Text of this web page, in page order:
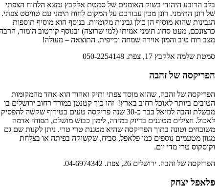
בלב הרובע היהודי בשוק האומנים של סמטת אלקבץ נמצא הלחוח הצפתי
של רונן התימני. רונן מכין עבורכם על המקום לחוח תימני עם טוויסט צפתי.
הגבינות שהוא מוסיף הן כולן גבינות מקומיות. בנוסף הוא מוסיף תוספות
כרצונכם, מעט סחוג תימני אמיתי (למי שרוצה) ובנוסף קורטוב הומור, הרבה
מצב רוח טוב והמון אוירה שמחה וכייפית. התוצאה – מעולה!
סמטת שלמה אלקבץ 17, צפת. 050-2254148
הפריקסה של זהבה
הפריקסה של זהבה, שהוא מוסד צפתי ותיק ואהוד הוא אחד מהמקומות
הטובים ביותר לאוכל רחוב בארץ! זהו כוך קטנטן במורד רחוב ירושלים בו
מבשלת זהבה לגזיאל כבר כ-30 שנה פריקסה טעים בטירוף שקשה להפסיק
לאכול. חצילים מטוגנים בדיוק במידה, לימון כבוש מושלם, תפוחי אדמה
משובחים וטונה בתוך הפריקסה שהיא מטגנת טרי טרי. ניתן לקנות שם גם
מגוון מטעמים נוספים כמו פלאפל, סביח, שקשוקה בפיתה או בצלחת
וקוסקוס טרי מדי יום.
הפריקסה של זהבה. ירושלים 26, צפת. 04-6974342.
פלאפל יצחק